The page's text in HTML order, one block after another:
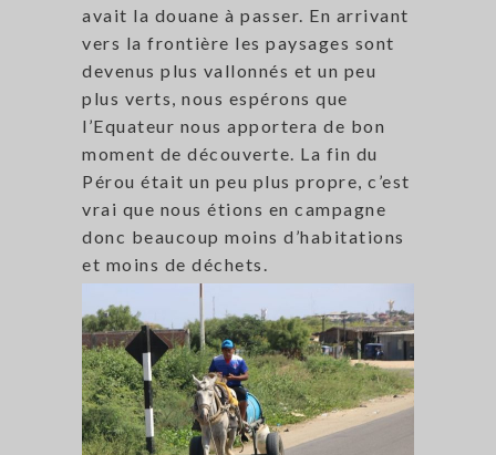
avait la douane à passer. En arrivant
vers la frontière les paysages sont
devenus plus vallonnés et un peu
plus verts, nous espérons que
l’Equateur nous apportera de bon
moment de découverte. La fin du
Pérou était un peu plus propre, c’est
vrai que nous étions en campagne
donc beaucoup moins d’habitations
et moins de déchets.